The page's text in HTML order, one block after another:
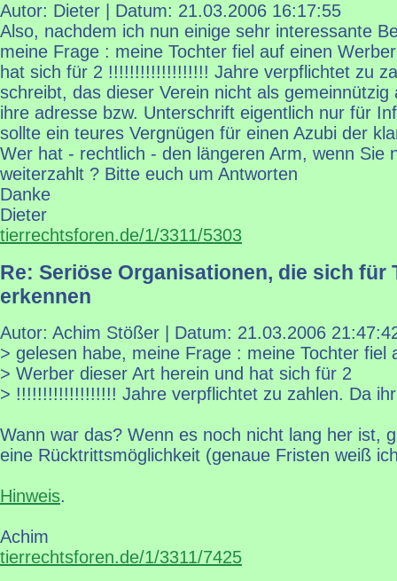
Autor: Dieter | Datum: 21.03.2006 16:17:55
Also, nachdem ich nun einige sehr interessante
meine Frage : meine Tochter fiel auf einen
hat sich für 2 !!!!!!!!!!!!!!!!!!! Jahre verpflichtet zu
schreibt, das dieser Verein nicht als
ihre adresse bzw. Unterschrift eigentlich nur für
sollte ein teures Vergnügen für einen Azubi der
Wer hat - rechtlich - den längeren Arm, wenn Sie
weiterzahlt ? Bitte euch um Antworten
Danke
Dieter
tierrechtsforen.de/1/3311/5303
Re: Seriöse Organisationen, die sich für
erkennen
Autor: Achim Stößer | Datum: 21.03.2006
> gelesen habe, meine Frage : meine Tochter fiel
> Werber dieser Art herein und hat sich für 2
> !!!!!!!!!!!!!!!!!!! Jahre verpflichtet zu zahlen. Da
Wann war das? Wenn es noch nicht lang her ist,
eine Rücktrittsmöglichkeit (genaue Fristen weiß
Hinweis.
Achim
tierrechtsforen.de/1/3311/7425